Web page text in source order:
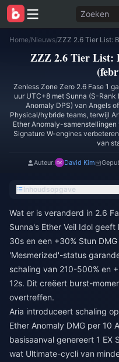
Zoeken
Home/Nieuws/
ZZZ 2.6 Tier List:
Zenless Zone Zero 2.6 Fase 1
uur UTC+8 met Sunna (S-
Anomaly DPS) van Angels
Physical/hybride teams, terwijl
Ether Anomaly-
Signature W-engines
van
Auteur: David Kim
Inhoudsopgave
Wat er is veranderd in 2.6
Sunna's Ether Veil Idol
30s en een +30% Stun
'Mesmerized'-status
schaling van 210-500% en
12s. Dit creëert burst-
overtreffen.
Aria introduceert schaling
Ether Anomaly DMG per 10
basisaanval genereert 1 EX
wat Ultimate-cycli van